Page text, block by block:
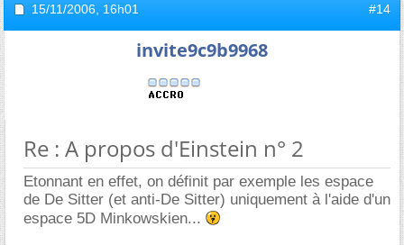
15/11/2006, 16h01 #14
invite9c9b9968
Re : A propos d'Einstein n° 2
Etonnant en effet, on définit par exemple les espace
de De Sitter (et anti-De Sitter) uniquement à l'aide d'un
espace 5D Minkowskien...